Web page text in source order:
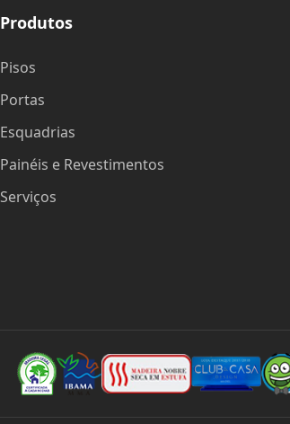
Produtos
Pisos
Portas
Esquadrias
Painéis e Revestimentos
Serviços